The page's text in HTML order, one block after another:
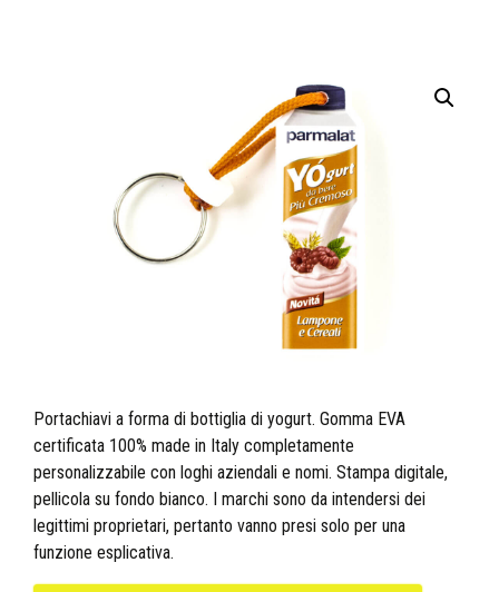
Portachiavi a forma di bottiglia di yogurt. Gomma EVA
certificata 100% made in Italy completamente
personalizzabile con loghi aziendali e nomi. Stampa digitale,
pellicola su fondo bianco. I marchi sono da intendersi dei
legittimi proprietari, pertanto vanno presi solo per una
funzione esplicativa.